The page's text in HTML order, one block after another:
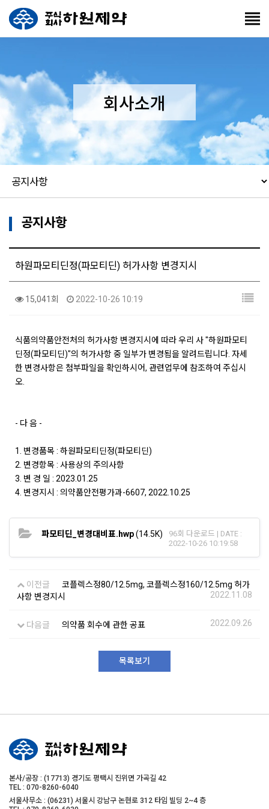
회사소개
공지사항
하원파모티딘정(파모티딘) 허가사항 변경지시
15,041회 2022-10-26 10:19
식품의약품안전처의 허가사항 변경지시에 따라 우리 사 "하원파모티
딘정(파모티딘)"의 허가사항 중 일부가 변경됨을 알려드립니다. 자세
한 변경사항은 첨부파일을 확인하시어, 관련업무에 참조하여 주십시
오.
- 다 음 -
1. 변경품목 : 하원파모티딘정(파모티딘)
2. 변경항목 : 사용상의 주의사항
3. 변 경 일 : 2023.01.25
4. 변경지시 : 의약품안전평가과-6607, 2022.10.25
파모티딘_변경대비표.hwp(14.5K)
96회 다운로드 | DATE :
2022-10-26 10:19:58
이전글
코플렉스정80/12.5mg, 코플렉스정160/12.5mg 허가
사항 변경지시
2022.11.08
다음글 의약품 회수에 관한 공표 2022.09.26
목록보기
본사/공장 : (17713) 경기도 평택시 진위면 가곡길 42
TEL : 070-8260-6040
서울사무소 : (06231) 서울시 강남구 논현로 312 타임 빌딩 2~4 층